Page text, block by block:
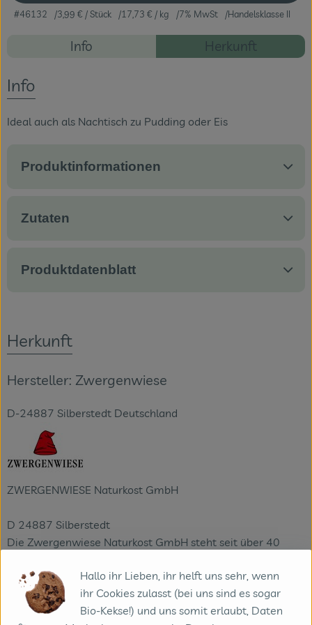
#46132 3,99 € / Stück 17,73 € / kg 7% MwSt Handelsklasse II
Rezepte
Info Herkunft
Info
Ideal auch als Nachtisch zu Pudding oder Eis
Produktinformationen
Zutaten
Produktdatenblatt
Herkunft
Hersteller: Zwergenwiese
D-24887 Silberstedt Deutschland
ZWERGENWIESE Naturkost GmbH
D 24887 Silberstedt
Die Zwergenwiese Naturkost GmbH steht seit über 40
Lebensmittel.
Aus eigener Entwicklung und in eigener Produktion
entstehen pikante und fruchtige Brotaufstriche, Senfe,
Hallo ihr Lieben, ihr helft uns sehr, wenn
ihr Cookies zulasst (bei uns sind es sogar
Bio-Kekse!) und uns somit erlaubt, Daten